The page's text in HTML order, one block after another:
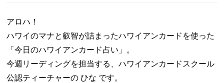
アロハ！
ハワイのマナと叡智が詰まったハワイアンカードを使った
「今日のハワイアンカード占い」。
今週リーディングを担当する、ハワイアンカードスクール
公認ティーチャーの ひな です。